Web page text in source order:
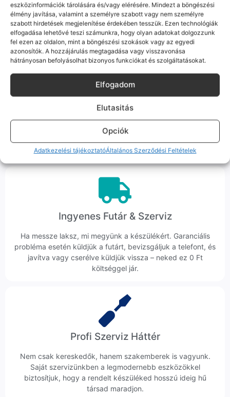
eszközinformációk tárolására és/vagy elérésére. Mindezt a böngészési
élmény javítása, valamint a személyre szabott vagy nem személyre
szabott hirdetések megjelenítése érdekében tesszük. Ezen technológiák
elfogadása lehetővé teszi számunkra, hogy olyan adatokat dolgozzunk
fel ezen az oldalon, mint a böngészési szokások vagy az egyedi
azonosítók. A hozzájárulás megtagadása vagy visszavonása
hátrányosan befolyásolhat bizonyos funkciókat és szolgáltatásokat.
Elfogadom
Elutasitás
Opciók
Adatkezelési tájékoztatóÁltalános Szerződési Feltételek
Nem egy arctalan webshop vagyunk: ha kérdésed van, élő
ember veszi fel a telefont, és személyesen is megtalálsz
minket Szegeden.
Korrekt Ügyintézés
Ha ritkán előfordul egy hiba, nem kifogásokat keresünk,
hanem megoldást. Szakértő kollégáink azonnal kézbe
veszik az ügyedet.
Ingyenes Futár & Szerviz
Ha messze laksz, mi megyünk a készülékért. Garanciális
probléma esetén küldjük a futárt, bevizsgáljuk a telefont, és
javítva vagy cserélve küldjük vissza – neked ez 0 Ft
költséggel jár.
Profi Szerviz Háttér
Nem csak kereskedők, hanem szakemberek is vagyunk.
Saját szervizünkben a legmodernebb eszközökkel
biztosítjuk, hogy a rendelt készüléked hosszú ideig hű
társad maradjon.